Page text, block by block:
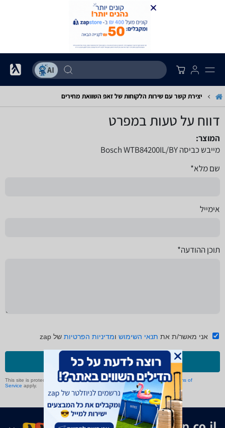
יצירת קשר עם שירות הלקוחות של זאפ השוואת מחירים
דווח על טעות במפרט
המוצר:
מייבש כביסה Bosch WTB84200IL/BY
שם מלא*
אימייל
תוכן ההודעה*
אני מאשר/ת את תנאי השימוש ומדיניות הפרטיות של zap
שליחה
This site is protected by reCAPTCHA and the GooglePrivacy Policyand Terms of
Service apply.